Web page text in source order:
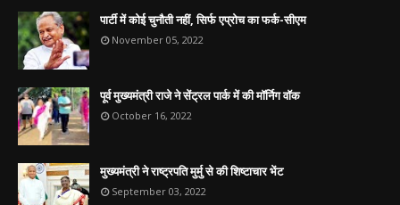
पार्टी में कोई चुनौती नहीं, सिर्फ एप्रोच का फर्क-सीएम
November 05, 2022
पूर्व मुख्यमंत्री राजे ने सेंट्रल पार्क में की मॉर्निग वॉक
October 16, 2022
मुख्यमंत्री ने राष्ट्रपति मुर्मु से की शिष्टाचार भेंट
September 03, 2022